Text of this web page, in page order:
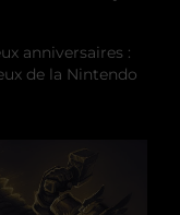
anniversaires :
de la Nintendo